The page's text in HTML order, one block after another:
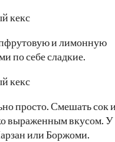
и лимонную
по себе сладкие.
просто. Смешать сок
выраженным вкусом. У
или Боржоми.